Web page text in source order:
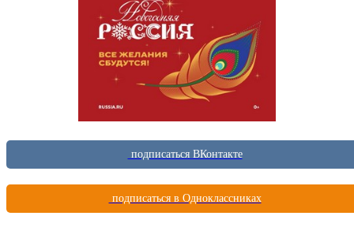
подписаться ВКонтакте
подписаться в Одноклассниках